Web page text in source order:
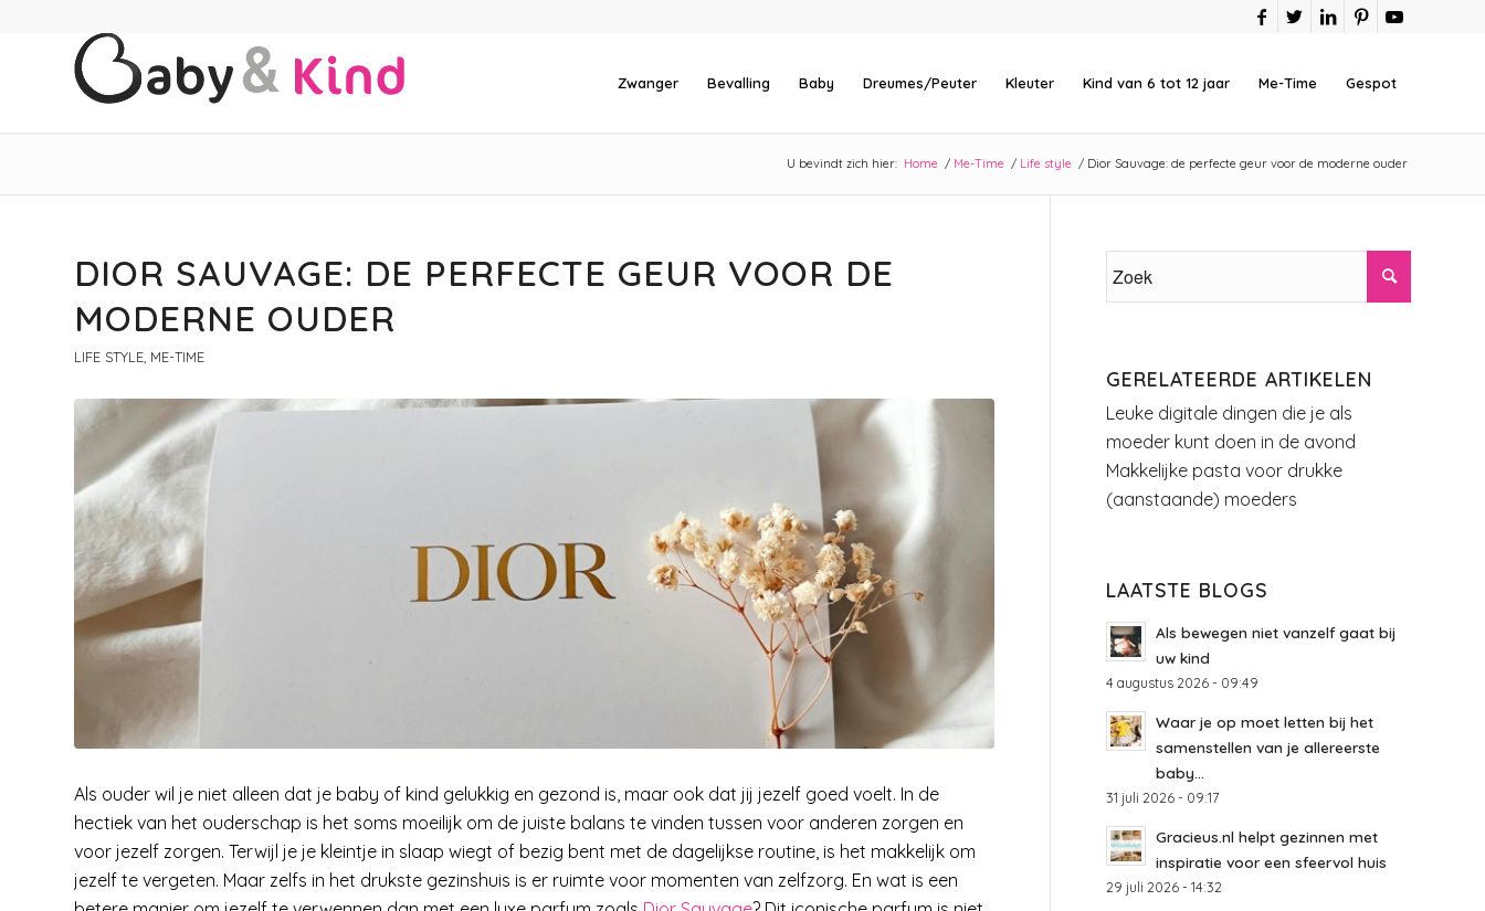
Zwanger Bevalling Baby Dreumes/Peuter Kleuter Kind van 6 tot 12 jaar Me-Time Gespot
U bevindt zich hier: Home / Me-Time / Life style / Dior Sauvage: de perfecte geur voor de moderne ouder
DIOR SAUVAGE: DE PERFECTE GEUR VOOR DE
MODERNE OUDER
LIFE STYLE ME-TIME
Als ouder wil je niet alleen dat je baby of kind gelukkig en gezond is, maar ook dat jij jezelf goed voelt. In de
hectiek van het ouderschap is het soms moeilijk om de juiste balans te vinden tussen voor anderen zorgen en
voor jezelf zorgen. Terwijl je je kleintje in slaap wiegt of bezig bent met de dagelijkse routine, is het makkelijk om
jezelf te vergeten. Maar zelfs in het drukste gezinshuis is er ruimte voor momenten van zelfzorg. En wat is een
GERELATEERDE ARTIKELEN
Leuke digitale dingen die je als
moeder kunt doen in de avond
Makkelijke pasta voor drukke
(aanstaande) moeders
LAATSTE BLOGS
Als bewegen niet vanzelf gaat bij
uw kind
4 augustus 2026 - 09:49
Waar je op moet letten bij het
samenstellen van je allereerste
baby...
31 juli 2026 - 09:17
Gracieus.nl helpt gezinnen met
inspiratie voor een sfeervol huis
29 juli 2026 - 14:32